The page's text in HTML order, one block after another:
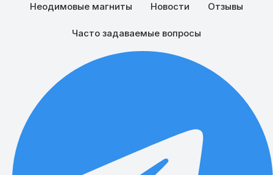
Неодимовые магниты Новости Отзывы
Часто задаваемые вопросы